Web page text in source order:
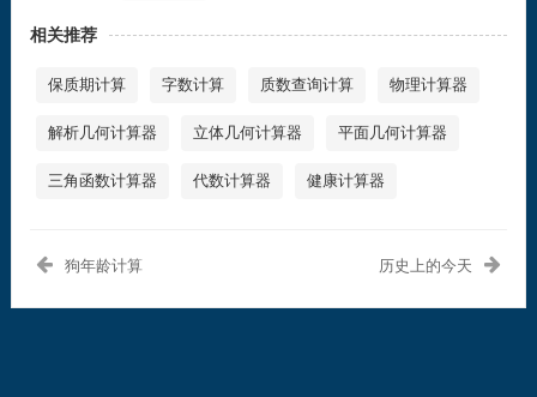
相关推荐
保质期计算 字数计算 质数查询计算 物理计算器
解析几何计算器 立体几何计算器 平面几何计算器
三角函数计算器 代数计算器 健康计算器
狗年龄计算 历史上的今天